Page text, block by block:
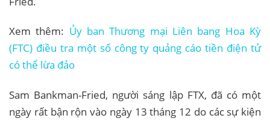
Xem thêm: Ủy ban Thương mại Liên bang Hoa Kỳ
(FTC) điều tra một số công ty quảng cáo tiền điện tử
có thể lừa đảo
Sam Bankman-Fried, người sáng lập FTX, đã có một
ngày rất bận rộn vào ngày 13 tháng 12 do các sự kiện